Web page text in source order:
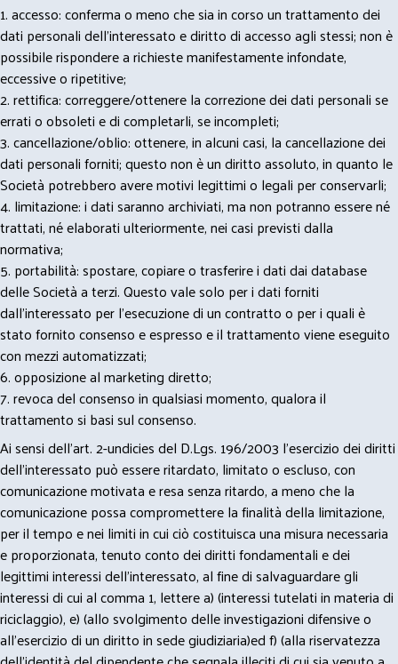
1. accesso: conferma o meno che sia in corso un trattamento dei
dati personali dell’interessato e diritto di accesso agli stessi; non è
possibile rispondere a richieste manifestamente infondate,
eccessive o ripetitive;
2. rettifica: correggere/ottenere la correzione dei dati personali se
errati o obsoleti e di completarli, se incompleti;
3. cancellazione/oblio: ottenere, in alcuni casi, la cancellazione dei
dati personali forniti; questo non è un diritto assoluto, in quanto le
Società potrebbero avere motivi legittimi o legali per conservarli;
4. limitazione: i dati saranno archiviati, ma non potranno essere né
trattati, né elaborati ulteriormente, nei casi previsti dalla
normativa;
5. portabilità: spostare, copiare o trasferire i dati dai database
delle Società a terzi. Questo vale solo per i dati forniti
dall’interessato per l’esecuzione di un contratto o per i quali è
stato fornito consenso e espresso e il trattamento viene eseguito
con mezzi automatizzati;
6. opposizione al marketing diretto;
7. revoca del consenso in qualsiasi momento, qualora il
trattamento si basi sul consenso.
Ai sensi dell’art. 2-undicies del D.Lgs. 196/2003 l’esercizio dei diritti
dell’interessato può essere ritardato, limitato o escluso, con
comunicazione motivata e resa senza ritardo, a meno che la
comunicazione possa compromettere la finalità della limitazione,
per il tempo e nei limiti in cui ciò costituisca una misura necessaria
e proporzionata, tenuto conto dei diritti fondamentali e dei
legittimi interessi dell’interessato, al fine di salvaguardare gli
interessi di cui al comma 1, lettere a) (interessi tutelati in materia di
riciclaggio), e) (allo svolgimento delle investigazioni difensive o
all’esercizio di un diritto in sede giudiziaria)ed f) (alla riservatezza